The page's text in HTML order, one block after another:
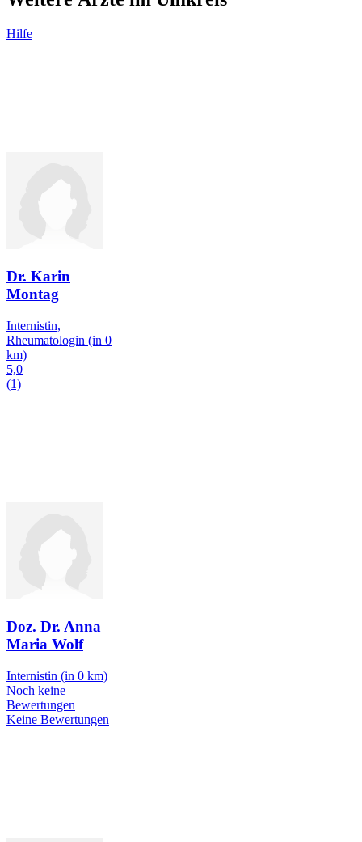
Hilfe
Dr. Karin
Montag
Internistin,
Rheumatologin (in 0
km)
5,0
(1)
Doz. Dr. Anna
Maria Wolf
Internistin (in 0 km)
Noch keine
Bewertungen
Keine Bewertungen